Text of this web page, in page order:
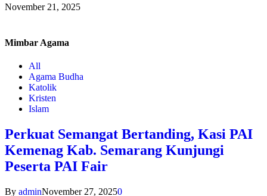
November 21, 2025
Mimbar Agama
All
Agama Budha
Katolik
Kristen
Islam
Perkuat Semangat Bertanding, Kasi PAI
Kemenag Kab. Semarang Kunjungi
Peserta PAI Fair
By adminNovember 27, 20250